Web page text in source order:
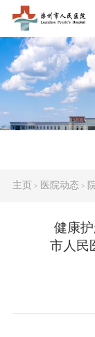
主页 > 医院动态 >
健康
市人民